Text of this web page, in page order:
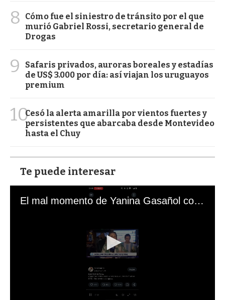
8
Cómo fue el siniestro de tránsito por el que
murió Gabriel Rossi, secretario general de
Drogas
9
Safaris privados, auroras boreales y estadías
de US$ 3.000 por día: así viajan los uruguayos
premium
10Cesó la alerta amarilla por vientos fuertes y
persistentes que abarcaba desde Montevideo
hasta el Chuy
Te puede interesar
El mal momento de Yanina Gasañol con un hincha argentino en "Subrayado"